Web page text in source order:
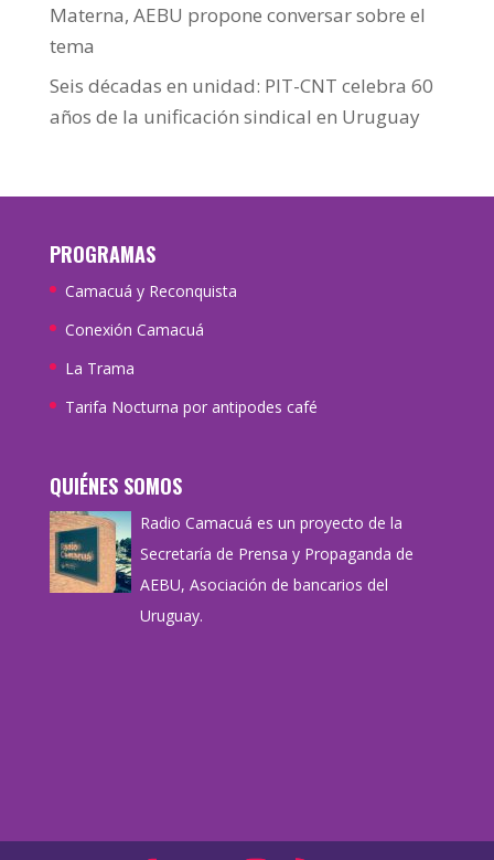
Materna, AEBU propone conversar sobre el
tema
Seis décadas en unidad: PIT-CNT celebra 60
años de la unificación sindical en Uruguay
PROGRAMAS
Camacuá y Reconquista
Conexión Camacuá
La Trama
Tarifa Nocturna por antipodes café
QUIÉNES SOMOS
Radio Camacuá es un proyecto de la
Secretaría de Prensa y Propaganda de
AEBU, Asociación de bancarios del
Uruguay.